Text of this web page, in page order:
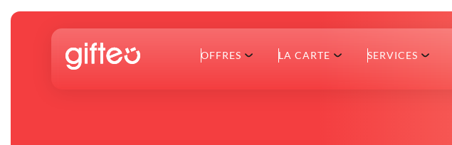
OFFRES LA CARTE SERVICES